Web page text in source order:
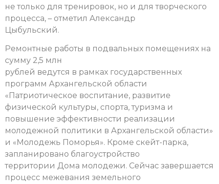
не только для тренировок, но и для творческого
процесса, – отметил Александр
Цыбульский.
Ремонтные работы в подвальных помещениях на
сумму 2,5 млн
рублей ведутся в рамках государственных
программ Архангельской области
«Патриотическое воспитание, развитие
физической культуры, спорта, туризма и
повышение эффективности реализации
молодежной политики в Архангельской области»
и «Молодежь Поморья». Кроме скейт-парка,
запланировано благоустройство
территории Дома молодежи. Сейчас завершается
процесс межевания земельного